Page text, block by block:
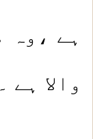
ہے ،وہ
والا ہے ۔